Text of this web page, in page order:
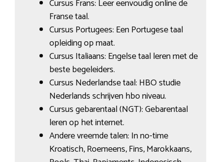
Cursus Frans: Leer eenvoudig online de
Franse taal.
Cursus Portugees: Een Portugese taal
opleiding op maat.
Cursus Italiaans: Engelse taal leren met de
beste begeleiders.
Cursus Nederlandse taal: HBO studie
Nederlands schrijven hbo niveau.
Cursus gebarentaal (NGT): Gebarentaal
leren op het internet.
Andere vreemde talen: In no-time
Kroatisch, Roemeens, Fins, Marokkaans,